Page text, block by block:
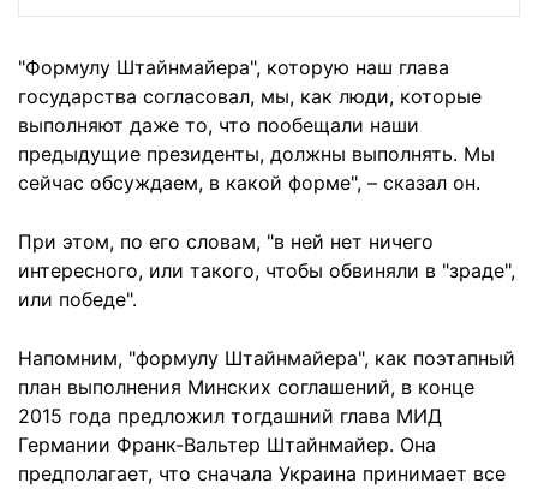
"Формулу Штайнмайера", которую наш глава
государства согласовал, мы, как люди, которые
выполняют даже то, что пообещали наши
предыдущие президенты, должны выполнять. Мы
сейчас обсуждаем, в какой форме", – сказал он.
При этом, по его словам, "в ней нет ничего
интересного, или такого, чтобы обвиняли в "зраде",
или победе".
Напомним, "формулу Штайнмайера", как поэтапный
план выполнения Минских соглашений, в конце
2015 года предложил тогдашний глава МИД
Германии Франк-Вальтер Штайнмайер. Она
предполагает, что сначала Украина принимает все